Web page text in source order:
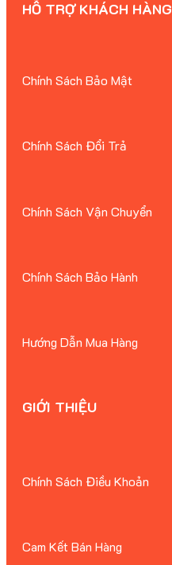
HỖ TRỢ KHÁCH HÀNG
Chính Sách Bảo Mật
Chính Sách Đổi Trả
Chính Sách Vận Chuyển
Chính Sách Bảo Hành
Hướng Dẫn Mua Hàng
GIỚI THIỆU
Chính Sách Điều Khoản
Cam Kết Bán Hàng